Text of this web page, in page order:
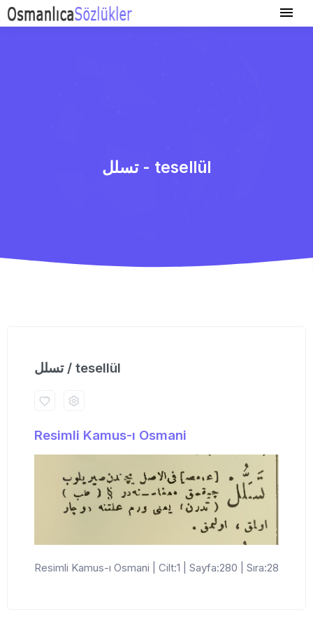
تسلل - tesellül
تسلل / tesellül
Resimli Kamus-ı Osmani
Resimli Kamus-ı Osmani | Cilt:1 | Sayfa:280 | Sıra:28